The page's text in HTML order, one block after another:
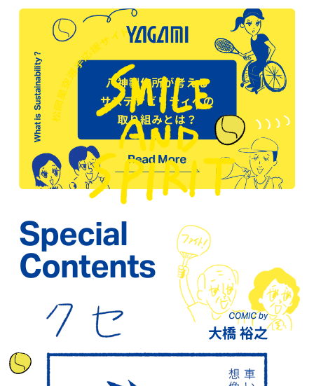
一方、そこには高度な技術とスピード感が求められます。
松岡選手はどんな時もプレーを楽しみ、常に笑顔で一つひ
とつの技術を真剣に吸収しようと向き合っています。その
真摯な姿勢は、私たちに大きな刺激と学びを与えてくれま
した。
企業理念である「共利共生」を胸に、私たちは、異なる存
在が互いに支え合いながら共に歩む社会の実現を目指して
います。誰もが自分らしく、夢に向かい挑戦できる社会環
境を創るため、松岡選手の活動や車いすテニスの普及を通
じて、勇気と感動を多くの人々と共有していきます。
Special
Contents
COMIC by
大橋 裕之